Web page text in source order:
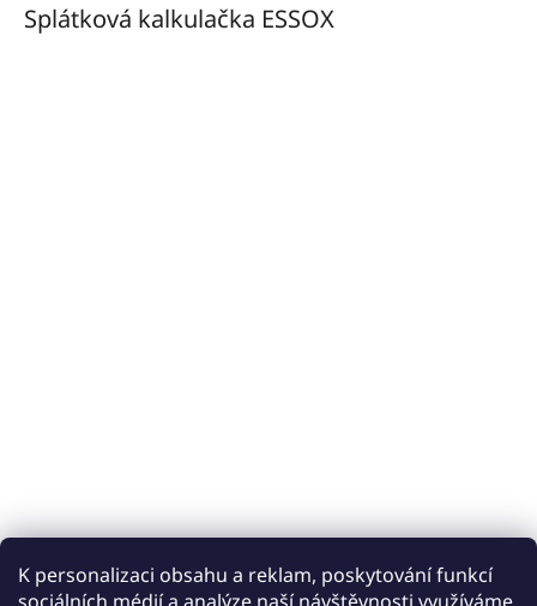
K personalizaci obsahu a reklam, poskytování funkcí
Splátková kalkulačka ESSOX